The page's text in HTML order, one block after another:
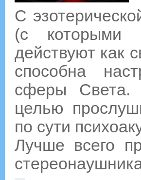
С
(с которыми
действуют как
способна
сферы Света.
целью
по сути
Лучше всего